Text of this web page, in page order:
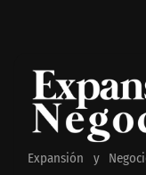
Expansión y